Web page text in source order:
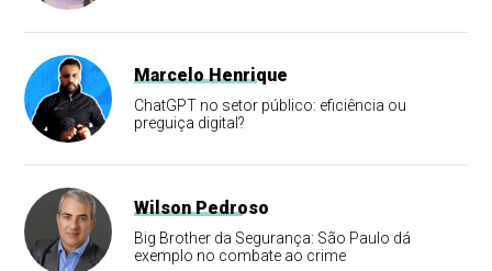
Marcelo Henrique
ChatGPT no setor público: eficiência ou
preguiça digital?
Wilson Pedroso
Big Brother da Segurança: São Paulo dá
exemplo no combate ao crime